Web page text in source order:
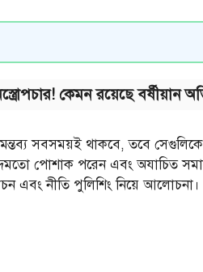
কেমন রয়েছে বর্ষীয়ান
সবসময়ই থাকবে, তবে
পোশাক পরেন এবং অযাচিত
এবং নীতি পুলিশিং নিয়ে আলোচনা।